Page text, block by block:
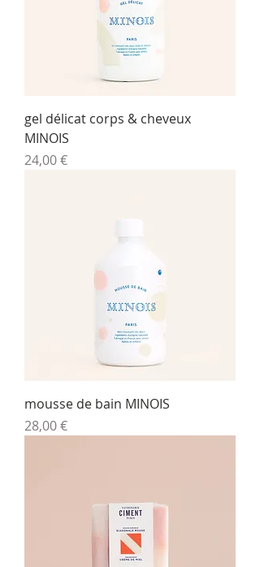
gel délicat corps & cheveux
MINOIS
Prix
24,00 €
mousse de bain MINOIS
Prix
28,00 €